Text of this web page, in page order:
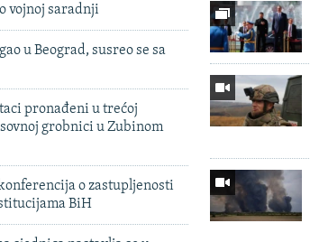
vojnoj saradnji
u Beograd, susreo se sa
pronađeni u trećoj
grobnici u Zubinom
o zastupljenosti
BiH